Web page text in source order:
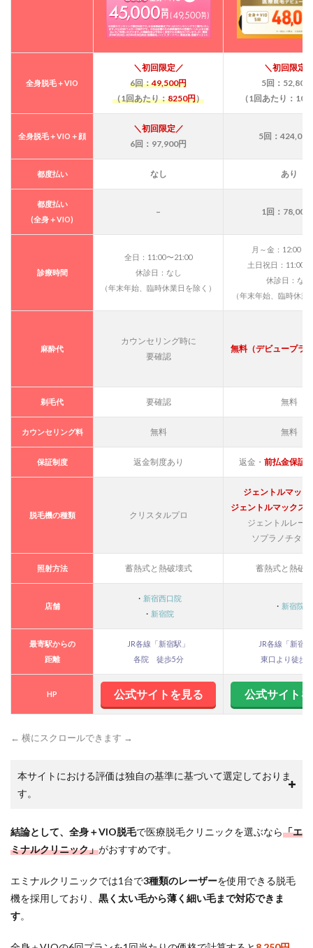
【お得
に始め
ら】エ
クリニ
VIO脱
毛が6
回で
49,500
安い
クリニ
ックス
プロ最
安値5
円！
歳以
フレ
イア
クが
すめ
｜学
生プ
大6万
割引
う
【失
敗し
医療
クリ
クの
選び
方｜
迷っ
3つ
全身脱毛＋VIO
＼初回限定／
6回：49,500円
（1回あたり：8250円）
＼初回限定
5回：52,800
（1回あたり：
全身脱毛＋VIO＋顔
＼初回限定／
6回：97,900円
5回：
都度払い なし あり
都度払い
(全身＋VIO)
– 1回：78,000
診療時間
全日：11:00〜21:00
休診日：なし
（年末年始、臨時休業日を除く）
月～金：12:00～
土日祝日：11:00
休診日：なし
（年末年始、臨時休業
麻酔代
カウンセリング時に
要確認
無料（デビュープラ
剃毛代 要確認 無料
カウンセリング料 無料 無料
保証制度 返金制度あり 返金・ 前払金保証
脱毛機の種類 クリスタルプロ
ジェントルマック
ジェントルマックス
ジェントルレー
ソプラノチタニ
照射方法 蓄熱式と熱破壊式 蓄熱式と熱破
店舗
・ 新宿西口院
・ 新宿院
・ 新宿院
最寄駅からの
距離
JR各線「新宿駅」
各院 徒歩5分
JR各線「新宿
東口より徒歩3
HP 公式サイトを見る 公式サイト
← 横にスクロールできます →
本サイトにおける評価は独自の基準に基づいて選定しておりま
す。
結論として、全身＋VIO脱毛で医療脱毛クリニックを選ぶなら「エ
ミナルクリニック」がおすすめです。
エミナルクリニックでは1台で3種類のレーザーを使用できる脱毛
機を採用しており、 黒く太い毛から薄く細い毛まで対応できま
す。